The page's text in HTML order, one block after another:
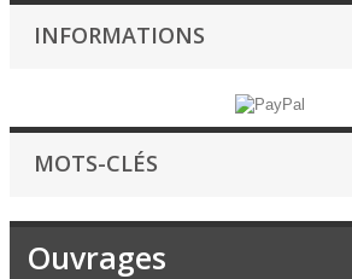
INFORMATIONS
MOTS-CLÉS
Ouvrages